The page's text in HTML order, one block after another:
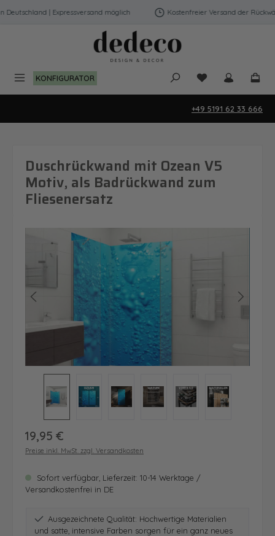
Zum Hauptinhalt springen
| Expressversand möglich Kostenfreier Versand der
KONFIGURATOR Du hast 0
+49 5191 62 33 666
Duschrückwand mit Ozean V5
Motiv, als Badrückwand zum
Fliesenersatz
Bildergalerie überspringen
Regulärer Preis:
19,95 €
Preise inkl. MwSt. zzgl. Versandkosten
Sofort verfügbar, Lieferzeit: 10-14 Werktage /
Versandkostenfrei in DE
Ausgezeichnete Qualität: Hochwertige Materialien
und satte, intensive Farben sorgen für ein ganz neues